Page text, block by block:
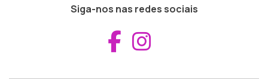
Siga-nos nas redes sociais
Aceder ao